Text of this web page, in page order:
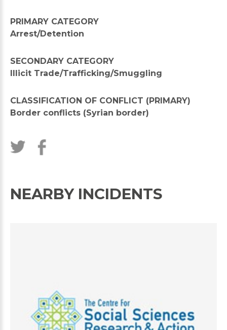
PRIMARY CATEGORY
Arrest/Detention
SECONDARY CATEGORY
Illicit Trade/Trafficking/Smuggling
CLASSIFICATION OF CONFLICT (PRIMARY)
Border conflicts (Syrian border)
NEARBY INCIDENTS